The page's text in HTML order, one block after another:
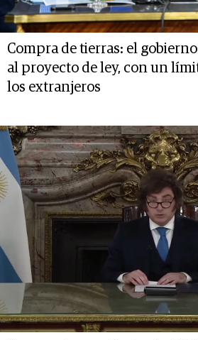
Compra de tierras: el
al proyecto de ley, con un
los extranjeros